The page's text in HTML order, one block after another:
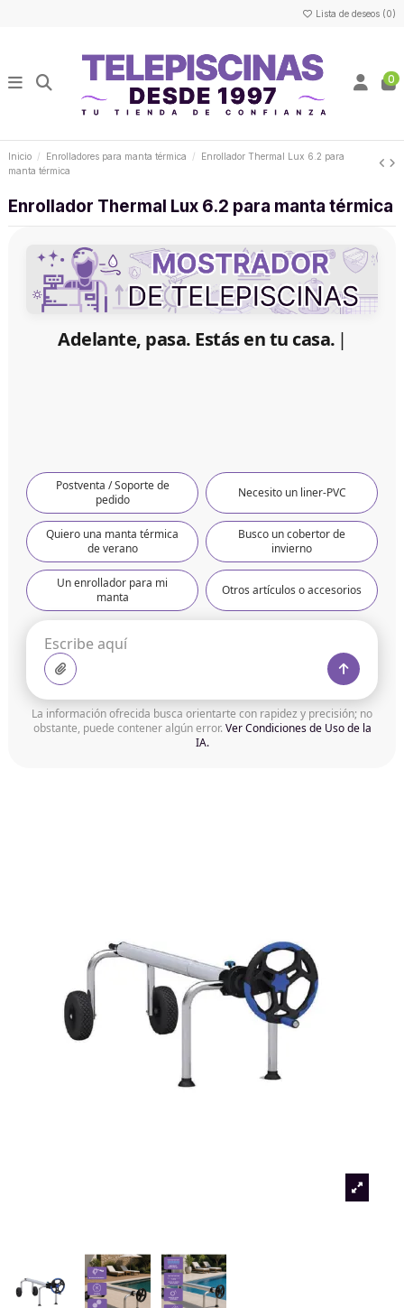
Lista de deseos (0)
0
Inicio Enrolladores para manta térmica
Enrollador Thermal Lux 6.2 para
manta térmica
Enrollador Thermal Lux 6.2 para manta térmica
Adelante, pasa. Estás en tu casa.
Postventa / Soporte de
pedido
Necesito un liner-PVC
Quiero una manta térmica
de verano
Busco un cobertor de
invierno
Un enrollador para mi
manta
Otros artículos o accesorios
La información ofrecida busca orientarte con rapidez y precisión; no
obstante, puede contener algún error.Ver Condiciones de Uso de la
IA.